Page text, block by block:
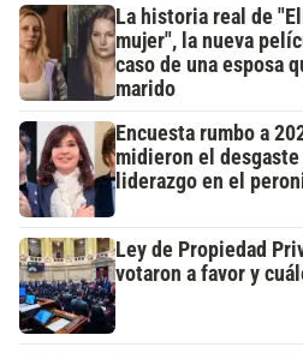
La historia real de
mujer", la nueva
caso de una esposa
marido
Encuesta rumbo a
midieron el
liderazgo en el
Ley de Propiedad
votaron a favor y